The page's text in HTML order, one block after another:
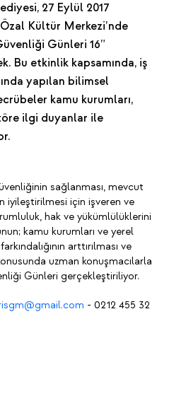
27 Eylül 2017
Kültür Merkezi’nde
Günleri 16”
Bu etkinlik kapsamında, iş
yapılan bilimsel
kamu kurumları,
ilgi duyanlar ile
sağlanması, mevcut
iyileştirilmesi için işveren ve
hak ve yükümlülüklerini
kamu kurumları ve yerel
arttırılması ve
uzman konuşmacılarla
Günleri gerçekleştiriliyor.
- 0212 455 32